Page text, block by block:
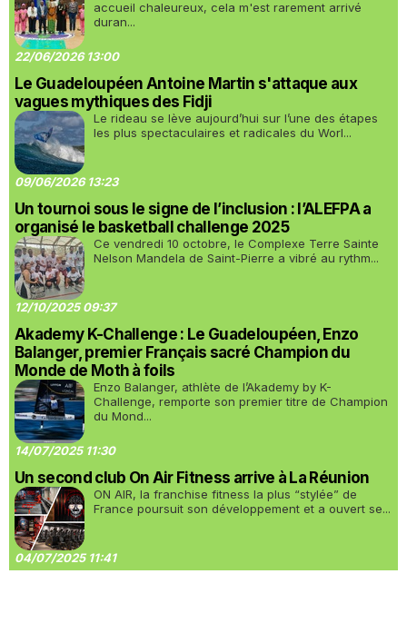
accueil chaleureux, cela m'est rarement arrivé
duran...
22/06/2026 13:00
Le Guadeloupéen Antoine Martin s'attaque aux
vagues mythiques des Fidji
Le rideau se lève aujourd’hui sur l’une des étapes
les plus spectaculaires et radicales du Worl...
09/06/2026 13:23
Un tournoi sous le signe de l’inclusion : l’ALEFPA a
organisé le basketball challenge 2025
Ce vendredi 10 octobre, le Complexe Terre Sainte
Nelson Mandela de Saint-Pierre a vibré au rythm...
12/10/2025 09:37
Akademy K-Challenge : Le Guadeloupéen, Enzo
Balanger, premier Français sacré Champion du
Monde de Moth à foils
Enzo Balanger, athlète de l’Akademy by K-
Challenge, remporte son premier titre de Champion
du Mond...
14/07/2025 11:30
Un second club On Air Fitness arrive à La Réunion
ON AIR, la franchise fitness la plus “stylée” de
France poursuit son développement et a ouvert se...
04/07/2025 11:41